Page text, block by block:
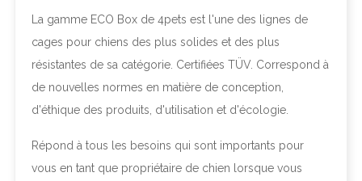
La gamme ECO Box de 4pets est l'une des lignes de
cages pour chiens des plus solides et des plus
résistantes de sa catégorie. Certifiées TÜV. Correspond à
de nouvelles normes en matière de conception,
d'éthique des produits, d'utilisation et d'écologie.
Répond à tous les besoins qui sont importants pour
vous en tant que propriétaire de chien lorsque vous